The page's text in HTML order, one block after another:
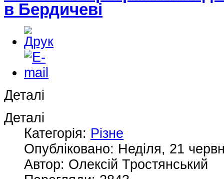
в Бердичеві
Деталі
Деталі
Категорія: Різне
Опубліковано: Неділя, 21
Автор: Олексій Тростянський